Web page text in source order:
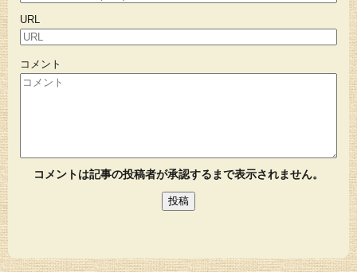
URL
コメント
コメントは記事の投稿者が承認するまで表示されません。